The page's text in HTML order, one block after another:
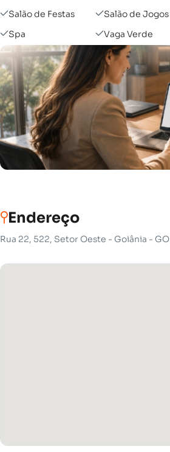
Salão de Festas
Salão de Jogos
Spa
Vaga Verde
Endereço
Rua 22, 522, Setor Oeste - Goiânia - GO